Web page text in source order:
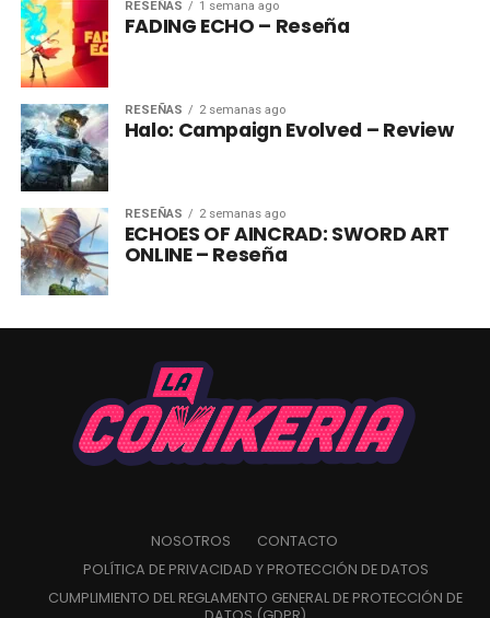
RESEÑAS 1 semana ago
FADING ECHO – Reseña
RESEÑAS 2 semanas ago
Halo: Campaign Evolved – Review
RESEÑAS 2 semanas ago
ECHOES OF AINCRAD: SWORD ART
ONLINE – Reseña
NOSOTROS
CONTACTO
POLÍTICA DE PRIVACIDAD Y PROTECCIÓN DE DATOS
CUMPLIMIENTO DEL REGLAMENTO GENERAL DE PROTECCIÓN DE